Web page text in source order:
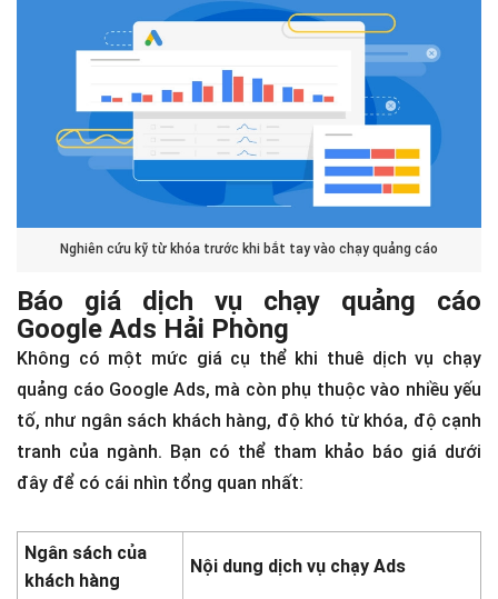
Nghiên cứu kỹ từ khóa trước khi bắt tay vào chạy quảng cáo
Báo giá dịch vụ chạy quảng cáo
Google Ads Hải Phòng
Không có một mức giá cụ thể khi thuê dịch vụ chạy
quảng cáo Google Ads, mà còn phụ thuộc vào nhiều yếu
tố, như ngân sách khách hàng, độ khó từ khóa, độ cạnh
tranh của ngành. Bạn có thể tham khảo báo giá dưới
đây để có cái nhìn tổng quan nhất:
Ngân sách của
khách hàng
Nội dung dịch vụ chạy Ads